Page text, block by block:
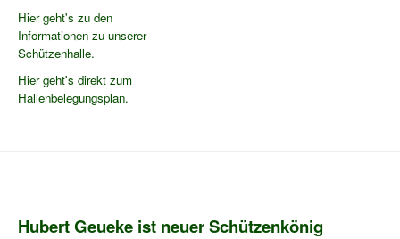
Hier geht's zu den
Informationen zu unserer
Schützenhalle.
Hier geht's direkt zum
Hallenbelegungsplan.
Hubert Geueke ist neuer Schützenkönig